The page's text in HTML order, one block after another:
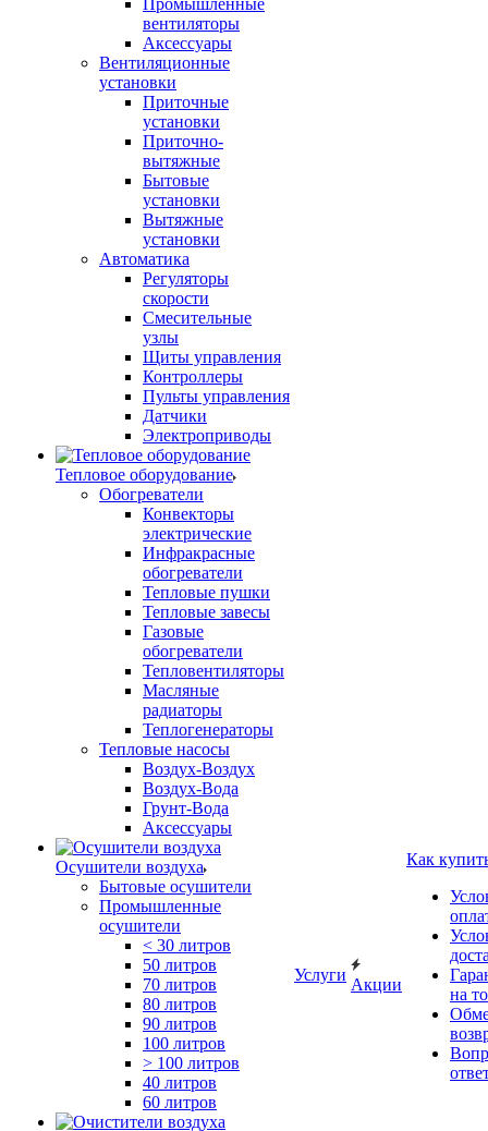
Промышленные
вентиляторы
Аксессуары
Вентиляционные
установки
Приточные
установки
Приточно-
вытяжные
Бытовые
установки
Вытяжные
установки
Автоматика
Регуляторы
скорости
Смесительные
узлы
Щиты управления
Контроллеры
Пульты управления
Датчики
Электроприводы
Тепловое оборудование
Обогреватели
Конвекторы
электрические
Инфракрасные
обогреватели
Тепловые пушки
Тепловые завесы
Газовые
обогреватели
Тепловентиляторы
Масляные
радиаторы
Теплогенераторы
Тепловые насосы
Воздух-Воздух
Воздух-Вода
Грунт-Вода
Аксессуары
Осушители воздуха
Бытовые осушители
Промышленные
осушители
< 30 литров
50 литров
70 литров
80 литров
90 литров
100 литров
> 100 литров
40 литров
60 литров
Услуги
Акции
Как
на